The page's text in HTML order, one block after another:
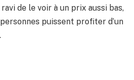
de le voir à un prix aussi bas,
puissent profiter d’un